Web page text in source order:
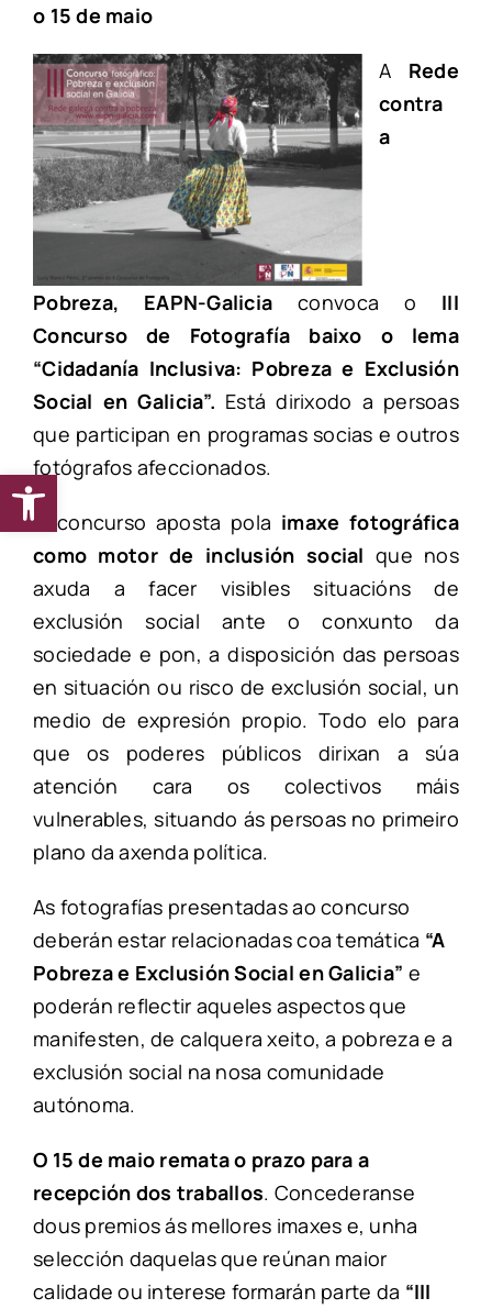
Abrir barra de ferramentas
“Cidadanía
Inclusiva:
Pobreza
e
Exclusión
Social
en
o 15 de maio
A Rede
contra
a
Pobreza, EAPN-Galicia convoca o III
Concurso de Fotografía baixo o lema
“Cidadanía Inclusiva: Pobreza e Exclusión
Social en Galicia”. Está dirixodo a persoas
que participan en programas socias e outros
fotógrafos afeccionados.
O concurso aposta pola imaxe fotográfica
como motor de inclusión social que nos
axuda a facer visibles situacións de
exclusión social ante o conxunto da
sociedade e pon, a disposición das persoas
en situación ou risco de exclusión social, un
medio de expresión propio. Todo elo para
que os poderes públicos dirixan a súa
atención cara os colectivos máis
vulnerables, situando ás persoas no primeiro
plano da axenda política.
As fotografías presentadas ao concurso
deberán estar relacionadas coa temática “A
Pobreza e Exclusión Social en Galicia” e
poderán reflectir aqueles aspectos que
manifesten, de calquera xeito, a pobreza e a
exclusión social na nosa comunidade
autónoma.
O 15 de maio remata o prazo para a
recepción dos traballos. Concederanse
dous premios ás mellores imaxes e, unha
selección daquelas que reúnan maior
calidade ou interese formarán parte da “III